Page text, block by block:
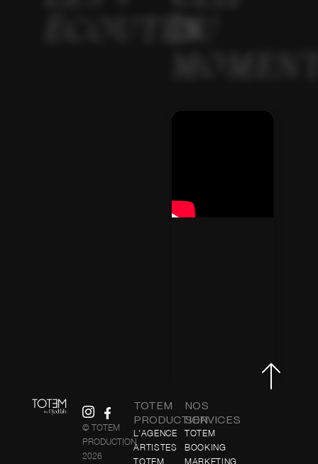
ÉCOUTÉS
DU
© TOTEM
PRODUCTION
2026
TOTEM
PRODUCTION
L'AGENCE
ARTISTES
TOTEM
NOS
SERVICES
TOTEM
BOOKING
MARKETING